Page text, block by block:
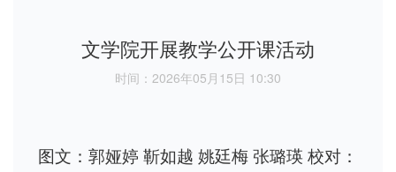
文学院开展教学公开课活动
时间：2026年05月15日 10:30
图文：郭娅婷 靳如越 姚廷梅 张璐瑛 校对：